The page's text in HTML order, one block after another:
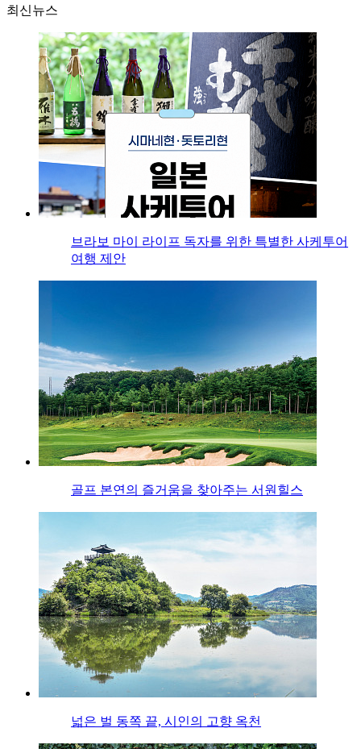
최신뉴스
브라보 마이 라이프 독자를 위한 특별한 사케투어
여행 제안
골프 본연의 즐거움을 찾아주는 서원힐스
넓은 벌 동쪽 끝, 시인의 고향 옥천